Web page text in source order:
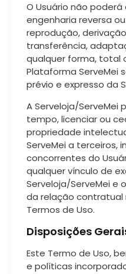
O Usuário não
engenharia reversa
reprodução,
transferência,
qualquer forma, total
Plataforma ServeMei
prévio e expresso da
A Serveloja/ServeMei
tempo, licenciar ou
propriedade
ServeMei a terceiros,
concorrentes do
qualquer vínculo de
Serveloja/ServeMei e
da relação contratual
Termos de Uso.
Disposições
Este Termo de Uso,
e políticas